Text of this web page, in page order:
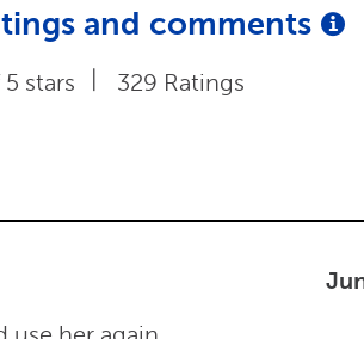
and comments
stars 329 Ratings